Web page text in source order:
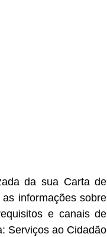
da sua Carta de
informações sobre
e canais de
Serviços ao Cidadão